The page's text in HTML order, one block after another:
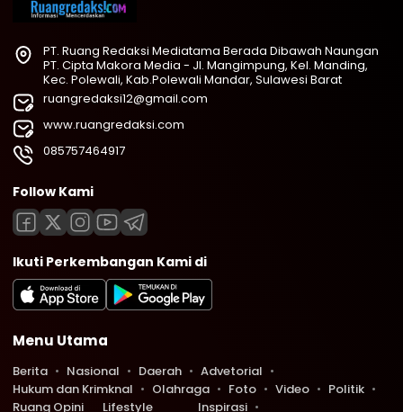
PT. Ruang Redaksi Mediatama Berada Dibawah Naungan
PT. Cipta Makora Media - Jl. Mangimpung, Kel. Manding,
Kec. Polewali, Kab.Polewali Mandar, Sulawesi Barat
ruangredaksi12@gmail.com
www.ruangredaksi.com
085757464917
Follow Kami
Ikuti Perkembangan Kami di
Menu Utama
Berita Nasional Daerah
Advetorial
Hukum dan Krimknal
Olahraga Foto Video
Politik
Ruang Opini
Lifestyle
Inspirasi